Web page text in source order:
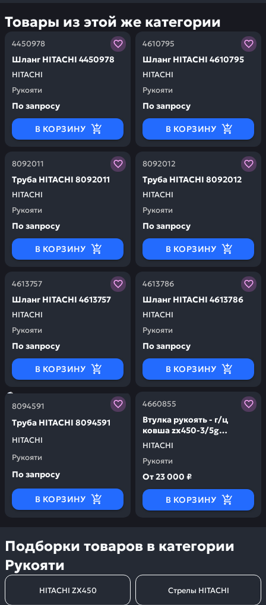
Товары из этой же категории
4450978
HITACHI
Шланг HITACHI 4450978
Рукояти
Заказывая запчасти у нас, вы получаете гарантию
По запросу
В КОРЗИНУ
4610795
HITACHI
Шланг HITACHI 4610795
Рукояти
Заказывая запчасти у
По запросу
В КОРЗИНУ
8092011
HITACHI
Труба HITACHI 8092011
Рукояти
Заказывая запчасти у нас, вы получаете гарантию
По запросу
В КОРЗИНУ
8092012
HITACHI
Труба HITACHI 8092012
Рукояти
Заказывая запчасти у
По запросу
В КОРЗИНУ
4613757
HITACHI
Шланг HITACHI 4613757
Рукояти
Заказывая запчасти у нас, вы получаете гарантию
По запросу
В КОРЗИНУ
4613786
HITACHI
Шланг HITACHI 4613786
Рукояти
Заказывая запчасти у
По запросу
В КОРЗИНУ
8094591
HITACHI
Труба HITACHI 8094591
Рукояти
Заказывая запчасти у нас, вы получаете гарантию
По запросу
В КОРЗИНУ
4660855
HITACHI
Втулка рукоять - г/ц
ковша zx450-3/5g
HITACHI 4660855
Рукояти
Заказывая запчасти у
От23 000 ₽
В КОРЗИНУ
Подборки товаров в категории
Рукояти
HITACHI ZX450 Стрелы HITACHI